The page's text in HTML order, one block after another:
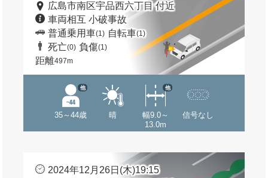
広島市南区宇品西六丁目 付近
車両相互 小破事故
普通乗用車(1) 自転車(1)
死亡(0) 負傷(1)
距離497m
35～44歳
他
晴
幅9.0～
13.0m
他
信号なし
2024年12月26日(木)19:15